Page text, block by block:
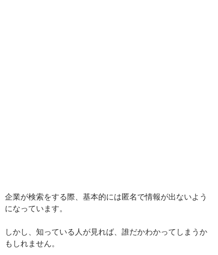
企業が検索をする際、基本的には匿名で情報が出ないよう
になっています。
しかし、知っている人が見れば、誰だかわかってしまうか
もしれません。